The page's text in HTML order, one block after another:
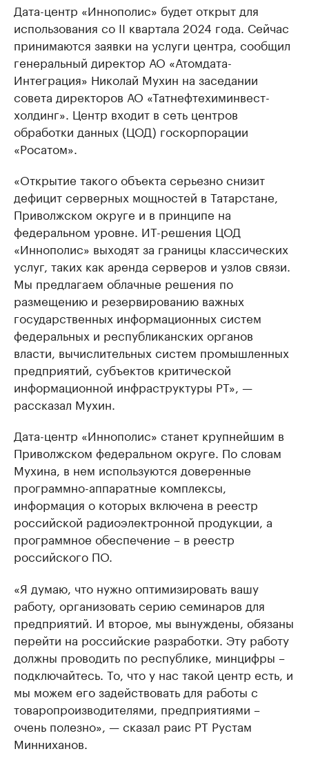
Дата-центр «Иннополис» будет открыт для
использования со II квартала 2024 года. Сейчас
принимаются заявки на услуги центра, сообщил
генеральный директор АО «Атомдата-
Интеграция» Николай Мухин на заседании
совета директоров АО «Татнефтехиминвест-
холдинг». Центр входит в сеть центров
обработки данных (ЦОД) госкорпорации
«Росатом».
«Открытие такого объекта серьезно снизит
дефицит серверных мощностей в Татарстане,
Приволжском округе и в принципе на
федеральном уровне. ИТ-решения ЦОД
«Иннополис» выходят за границы классических
услуг, таких как аренда серверов и узлов связи.
Мы предлагаем облачные решения по
размещению и резервированию важных
государственных информационных систем
федеральных и республиканских органов
власти, вычислительных систем промышленных
предприятий, субъектов критической
информационной инфраструктуры РТ», —
рассказал Мухин.
Дата-центр «Иннополис» станет крупнейшим в
Приволжском федеральном округе. По словам
Мухина, в нем используются доверенные
программно-аппаратные комплексы,
информация о которых включена в реестр
российской радиоэлектронной продукции, а
программное обеспечение – в реестр
российского ПО.
«Я думаю, что нужно оптимизировать вашу
работу, организовать серию семинаров для
предприятий. И второе, мы вынуждены, обязаны
перейти на российские разработки. Эту работу
должны проводить по республике, минцифры –
подключайтесь. То, что у нас такой центр есть, и
мы можем его задействовать для работы с
товаропроизводителями, предприятиями –
очень полезно», — сказал раис РТ Рустам
Минниханов.